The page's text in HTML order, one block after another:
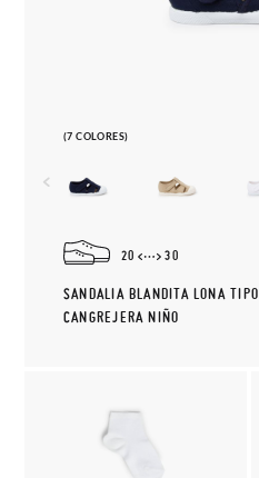
(7 COLORES)
20 30
SANDALIA BLANDITA LONA TIPO
CANGREJERA NIÑO